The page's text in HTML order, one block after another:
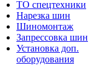
ТО спецтехники
Нарезка шин
Шиномонтаж
Запрессовка шин
Установка доп.
оборудования